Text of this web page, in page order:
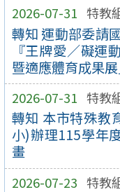
2026-07-31 特教
轉知 運動部委請
『王牌愛／礙運
暨適應體育成果展
2026-07-31 特教
轉知 本市特殊教
小)辦理115學年
畫
2026-07-23 特教